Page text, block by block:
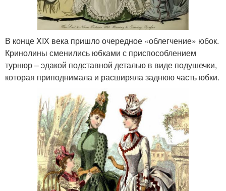
В конце XIX века пришло очередное «облегчение» юбок.
Кринолины сменились юбками с приспособлением
турнюр – эдакой подставной деталью в виде подушечки,
которая приподнимала и расширяла заднюю часть юбки.